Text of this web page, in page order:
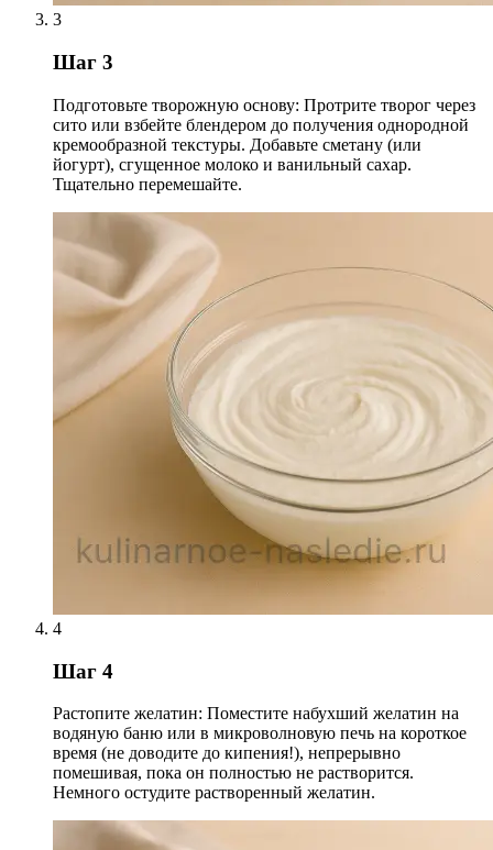
3
Шаг 3
Подготовьте творожную основу: Протрите творог через
сито или взбейте блендером до получения однородной
кремообразной текстуры. Добавьте сметану (или
йогурт), сгущенное молоко и ванильный сахар.
Тщательно перемешайте.
4
Шаг 4
Растопите желатин: Поместите набухший желатин на
водяную баню или в микроволновую печь на короткое
время (не доводите до кипения!), непрерывно
помешивая, пока он полностью не растворится.
Немного остудите растворенный желатин.